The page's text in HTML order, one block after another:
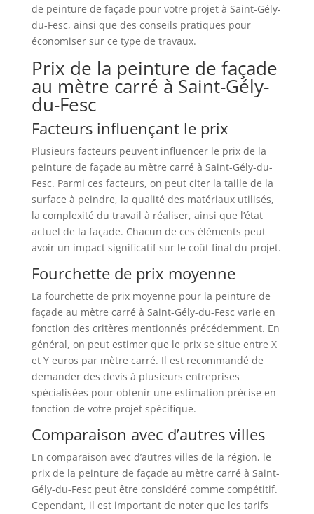
de peinture de façade pour votre projet à Saint-Gély-
du-Fesc, ainsi que des conseils pratiques pour
économiser sur ce type de travaux.
Prix de la peinture de façade
au mètre carré à Saint-Gély-
du-Fesc
Facteurs influençant le prix
Plusieurs facteurs peuvent influencer le prix de la
peinture de façade au mètre carré à Saint-Gély-du-
Fesc. Parmi ces facteurs, on peut citer la taille de la
surface à peindre, la qualité des matériaux utilisés,
la complexité du travail à réaliser, ainsi que l’état
actuel de la façade. Chacun de ces éléments peut
avoir un impact significatif sur le coût final du projet.
Fourchette de prix moyenne
La fourchette de prix moyenne pour la peinture de
façade au mètre carré à Saint-Gély-du-Fesc varie en
fonction des critères mentionnés précédemment. En
général, on peut estimer que le prix se situe entre X
et Y euros par mètre carré. Il est recommandé de
demander des devis à plusieurs entreprises
spécialisées pour obtenir une estimation précise en
fonction de votre projet spécifique.
Comparaison avec d’autres villes
En comparaison avec d’autres villes de la région, le
prix de la peinture de façade au mètre carré à Saint-
Gély-du-Fesc peut être considéré comme compétitif.
Cependant, il est important de noter que les tarifs